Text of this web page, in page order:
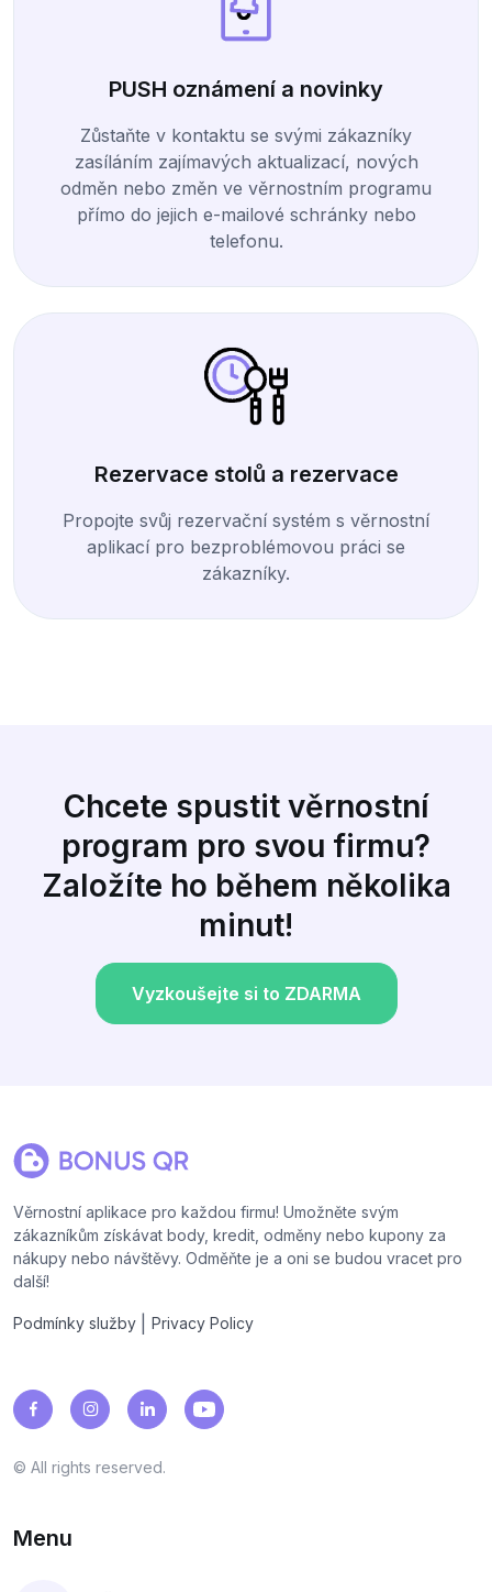
PUSH oznámení a novinky
Zůstaňte v kontaktu se svými zákazníky
zasíláním zajímavých aktualizací, nových
odměn nebo změn ve věrnostním programu
přímo do jejich e-mailové schránky nebo
telefonu.
Rezervace stolů a rezervace
Propojte svůj rezervační systém s věrnostní
aplikací pro bezproblémovou práci se
zákazníky.
Chcete spustit věrnostní
program pro svou firmu?
Založíte ho během několika
minut!
Vyzkoušejte si to ZDARMA
Věrnostní aplikace pro každou firmu! Umožněte svým
zákazníkům získávat body, kredit, odměny nebo kupony za
nákupy nebo návštěvy. Odměňte je a oni se budou vracet pro
další!
Podmínky služby Privacy Policy
© All rights reserved.
Menu